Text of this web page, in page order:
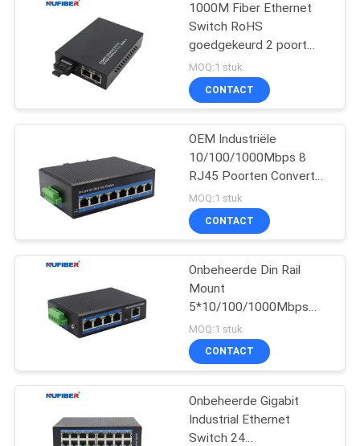
1000M Fiber Ethernet
Switch RoHS
goedgekeurd 2 poort
Ethernet Switch Single
Mode Fiber Converter
MOQ:1 stuk
CONTACT
OEM Industriële
10/100/1000Mbps 8
RJ45 Poorten Converter
Gigabit 8 UTP Poorten
Ethernet Switch Dual
voeding
MOQ:1 stuk
CONTACT
Onbeheerde Din Rail
Mount
5*10/100/1000Mbps
RJ45 Ports Industrial 5
UTP Port Converter
MOQ:1 stuk
CONTACT
Onbeheerde Gigabit
Industrial Ethernet
Switch 24